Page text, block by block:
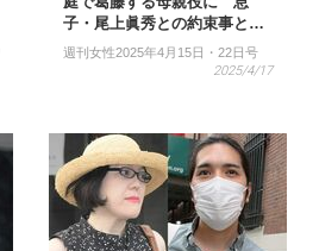
子・尾上眞秀との約束事と…
週刊女性2025年4月15日・22日号
2025/4/17